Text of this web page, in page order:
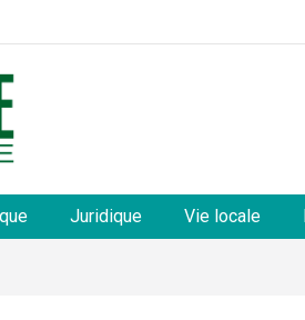
Juridique Vie locale